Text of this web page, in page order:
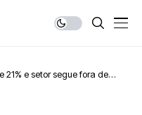
21% e setor segue fora de